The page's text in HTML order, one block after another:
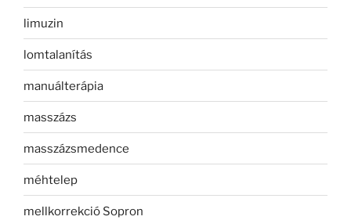
limuzin
lomtalanítás
manuálterápia
masszázs
masszázsmedence
méhtelep
mellkorrekció Sopron